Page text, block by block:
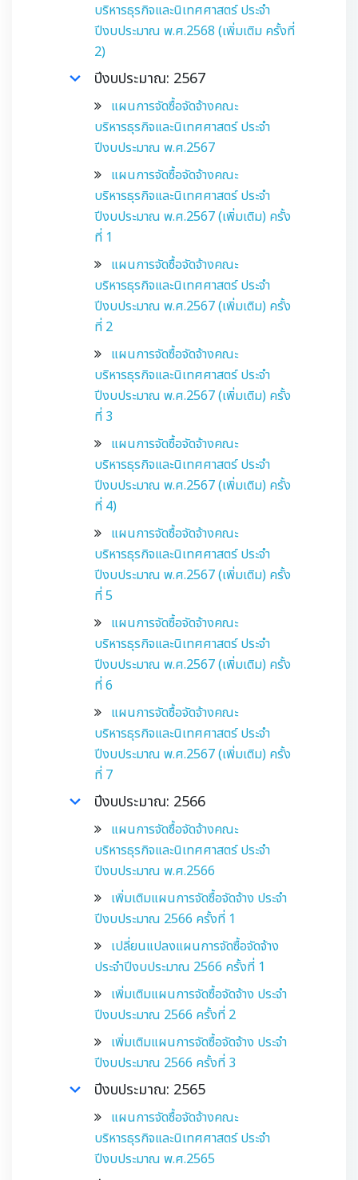
บริหารธุรกิจและนิเทศศาสตร์ ประจำ
ปีงบประมาณ พ.ศ.2568 (เพิ่มเติม ครั้งที่
2)
ปีงบประมาณ: 2567
แผนการจัดซื้อจัดจ้างคณะ
บริหารธุรกิจและนิเทศศาสตร์ ประจำ
ปีงบประมาณ พ.ศ.2567
แผนการจัดซื้อจัดจ้างคณะ
บริหารธุรกิจและนิเทศศาสตร์ ประจำ
ปีงบประมาณ พ.ศ.2567 (เพิ่มเติม) ครั้ง
ที่ 1
แผนการจัดซื้อจัดจ้างคณะ
บริหารธุรกิจและนิเทศศาสตร์ ประจำ
ปีงบประมาณ พ.ศ.2567 (เพิ่มเติม) ครั้ง
ที่ 2
แผนการจัดซื้อจัดจ้างคณะ
บริหารธุรกิจและนิเทศศาสตร์ ประจำ
ปีงบประมาณ พ.ศ.2567 (เพิ่มเติม) ครั้ง
ที่ 3
แผนการจัดซื้อจัดจ้างคณะ
บริหารธุรกิจและนิเทศศาสตร์ ประจำ
ปีงบประมาณ พ.ศ.2567 (เพิ่มเติม) ครั้ง
ที่ 4)
แผนการจัดซื้อจัดจ้างคณะ
บริหารธุรกิจและนิเทศศาสตร์ ประจำ
ปีงบประมาณ พ.ศ.2567 (เพิ่มเติม) ครั้ง
ที่ 5
แผนการจัดซื้อจัดจ้างคณะ
บริหารธุรกิจและนิเทศศาสตร์ ประจำ
ปีงบประมาณ พ.ศ.2567 (เพิ่มเติม) ครั้ง
ที่ 6
แผนการจัดซื้อจัดจ้างคณะ
บริหารธุรกิจและนิเทศศาสตร์ ประจำ
ปีงบประมาณ พ.ศ.2567 (เพิ่มเติม) ครั้ง
ที่ 7
ปีงบประมาณ: 2566
แผนการจัดซื้อจัดจ้างคณะ
บริหารธุรกิจและนิเทศศาสตร์ ประจำ
ปีงบประมาณ พ.ศ.2566
เพิ่มเติมแผนการจัดซื้อจัดจ้าง ประจำ
ปีงบประมาณ 2566 ครั้งที่ 1
เปลี่ยนแปลงแผนการจัดซื้อจัดจ้าง
ประจำปีงบประมาณ 2566 ครั้งที่ 1
เพิ่มเติมแผนการจัดซื้อจัดจ้าง ประจำ
ปีงบประมาณ 2566 ครั้งที่ 2
เพิ่มเติมแผนการจัดซื้อจัดจ้าง ประจำ
ปีงบประมาณ 2566 ครั้งที่ 3
ปีงบประมาณ: 2565
แผนการจัดซื้อจัดจ้างคณะ
บริหารธุรกิจและนิเทศศาสตร์ ประจำ
ปีงบประมาณ พ.ศ.2565